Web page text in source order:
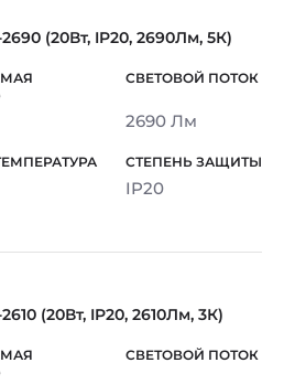
(20Вт, IP20, 2690Лм, 5К)
2690 Лм
IP20
(20Вт, IP20, 2610Лм, 3К)